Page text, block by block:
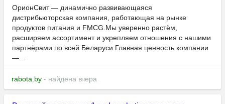
ОрионСвит — динамично развивающаяся
дистрибьюторская компания, работающая на рынке
продуктов питания и FMCG.Мы уверенно растём,
расширяем ассортимент и укрепляем отношения с нашими
партнёрами по всей Беларуси.Главная ценность компании
—...
rabota.by - найдена вчера